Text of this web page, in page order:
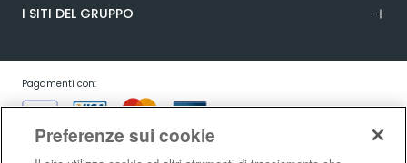
I SITI DEL GRUPPO
Pagamenti con:
Preferenze sui cookie